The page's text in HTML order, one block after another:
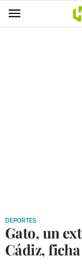
DEPORTES
DEPORTES
Gato, un
Cádiz,